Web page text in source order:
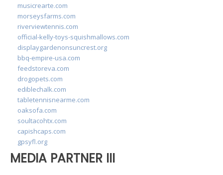
musicrearte.com
morseysfarms.com
riverviewtennis.com
official-kelly-toys-squishmallows.com
displaygardenonsuncrest.org
bbq-empire-usa.com
feedstoreva.com
drogopets.com
ediblechalk.com
tabletennisnearme.com
oaksofa.com
soultacohtx.com
capishcaps.com
gpsyfl.org
MEDIA PARTNER III